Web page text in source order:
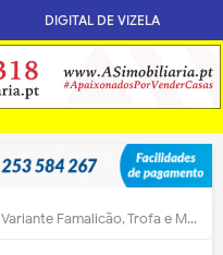
DIGITAL DE VIZELA
Variante Famalicão, Trofa e Maia